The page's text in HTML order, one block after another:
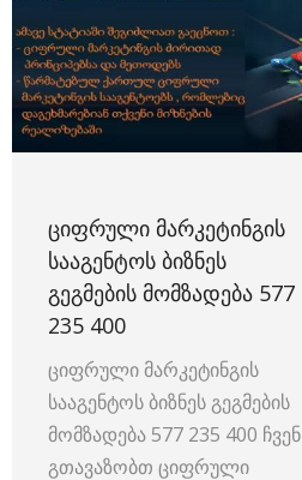
ᲪᲘᲤᲠᲣᲚᲘ ᲛᲐᲠᲙᲔᲢᲘᲜᲒᲘᲡ
ᲡᲐᲐᲒᲔᲜᲢᲝᲡ ᲑᲘᲖᲜᲔᲡ
ᲒᲔᲒᲛᲔᲑᲘᲡ ᲛᲝᲛᲖᲐᲓᲔᲑᲐ 577
235 400
ციფრული მარკეტინგის
სააგენტოს ბიზნეს გეგმების
მომზადება 577 235 400 ჩვენ
გთავაზობთ ციფრული